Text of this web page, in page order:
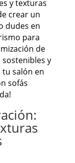
y texturas
crear un
dudes en
para
de
sostenibles y
tu salón en
sofás